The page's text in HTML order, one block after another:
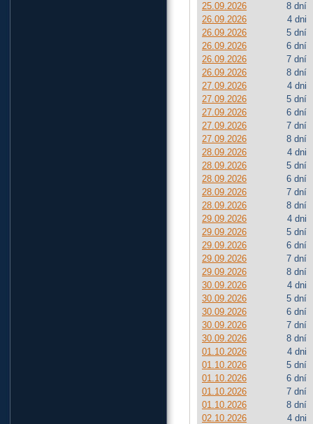
25.09.2026
8 dní
26.09.2026
4 dni
26.09.2026
5 dní
26.09.2026
6 dní
26.09.2026
7 dní
26.09.2026
8 dní
27.09.2026
4 dni
27.09.2026
5 dní
27.09.2026
6 dní
27.09.2026
7 dní
27.09.2026
8 dní
28.09.2026
4 dni
28.09.2026
5 dní
28.09.2026
6 dní
28.09.2026
7 dní
28.09.2026
8 dní
29.09.2026
4 dni
29.09.2026
5 dní
29.09.2026
6 dní
29.09.2026
7 dní
29.09.2026
8 dní
30.09.2026
4 dni
30.09.2026
5 dní
30.09.2026
6 dní
30.09.2026
7 dní
30.09.2026
8 dní
01.10.2026
4 dni
01.10.2026
5 dní
01.10.2026
6 dní
01.10.2026
7 dní
01.10.2026
8 dní
02.10.2026
4 dni